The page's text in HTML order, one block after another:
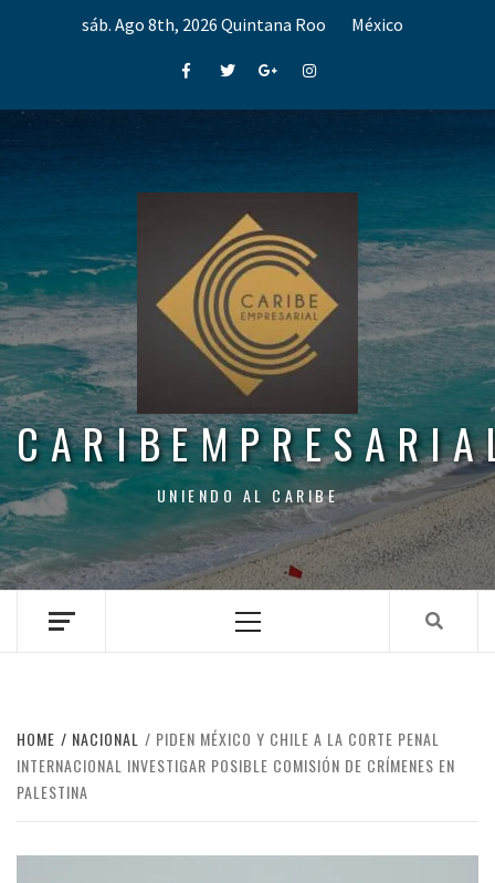
sáb. Ago 8th, 2026 Quintana Roo México
FacebookTwitterGoogle+Instagram
UNIENDO AL CARIBE
Menu
HOME NACIONAL
PIDEN MÉXICO Y CHILE A LA CORTE PENAL
INTERNACIONAL INVESTIGAR POSIBLE COMISIÓN DE CRÍMENES EN
PALESTINA